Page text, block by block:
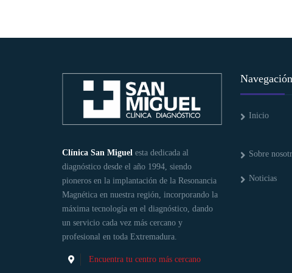
Clínica San Miguel esta dedicada al
diagnóstico desde el año 1994, siendo
pioneros en la implantación de la Resonancia
Magnética en nuestra región, incorporando la
máxima tecnología en el diagnóstico, dando
un servicio cada vez más cercano y
profesional en toda Extremadura.
Encuentra tu centro más cercano
Navegación
Inicio
Sobre
Noticias